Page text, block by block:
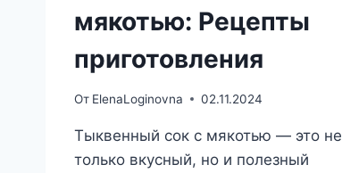
мякотью: Рецепты
приготовления
От ElenaLoginovna 02.11.2024
Тыквенный сок с мякотью — это не
только вкусный, но и полезный